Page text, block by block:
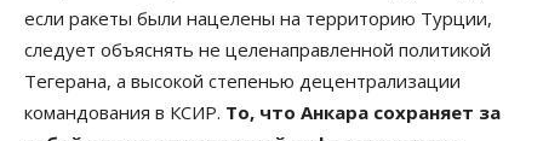
если ракеты были нацелены на территорию Турции,
следует объяснять не целенаправленной политикой
Тегерана, а высокой степенью децентрализации
командования в КСИР. То, что Анкара сохраняет за